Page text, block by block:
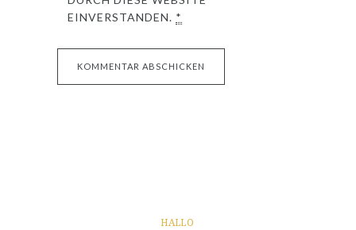
EINVERSTANDEN. *
HALLO